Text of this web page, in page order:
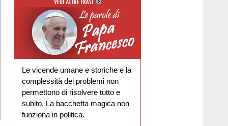
Le vicende umane e storiche e la
complessità dei problemi non
permettono di risolvere tutto e
subito. La bacchetta magica non
funziona in politica.